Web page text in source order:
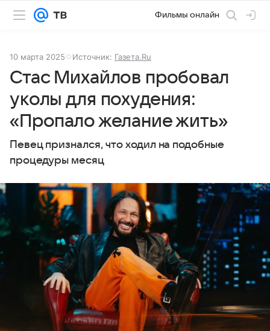
Фильмы онлайн
10 марта 2025 Источник: Газета.Ru
Стас Михайлов пробовал
уколы для похудения:
«Пропало желание жить»
Певец признался, что ходил на подобные
процедуры месяц